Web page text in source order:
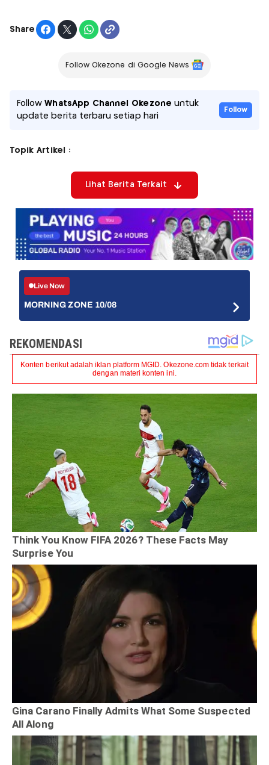
Share
Follow Okezone di Google News
FollowWhatsApp Channel Okezone untuk
update berita terbaru setiap hari
Follow
Topik Artikel :
Lihat Berita Terkait
Live Now
MORNING ZONE 10/08